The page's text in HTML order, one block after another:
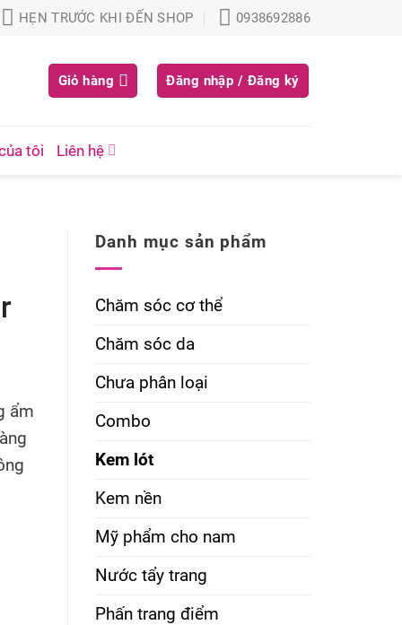
HẸN TRƯỚC KHI ĐẾN SHOP 0938692886
Giỏ hàng Đăng nhập / Đăng ký
tôi Liên hệ
Danh mục sản phẩm
Chăm sóc cơ thể
Chăm sóc da
Chưa phân loại
Combo
Kem lót
Kem nền
Mỹ phẩm cho nam
Nước tẩy trang
Phấn trang điểm
ẩm